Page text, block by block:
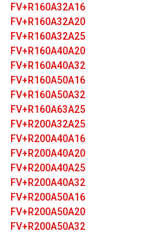
FV+R160A32A16
FV+R160A32A20
FV+R160A32A25
FV+R160A40А20
FV+R160A40А32
FV+R160A50А16
FV+R160A50А32
FV+R160A63А25
FV+R200A32A25
FV+R200A40A16
FV+R200A40A20
FV+R200A40A25
FV+R200A40A32
FV+R200A50A16
FV+R200A50A20
FV+R200A50A32